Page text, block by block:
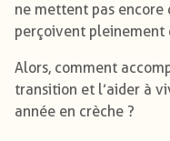
ne mettent pas encore
perçoivent pleinement
Alors, comment
transition et l’aider à
année en crèche ?